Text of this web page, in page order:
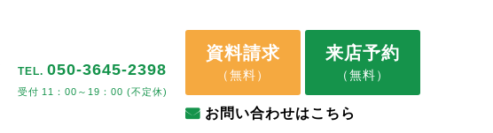
TEL. 050-3645-2398
11：00～19：00 (不定休)
資料請求
（無料）
来店予約
（無料）
お問い合わせはこちら